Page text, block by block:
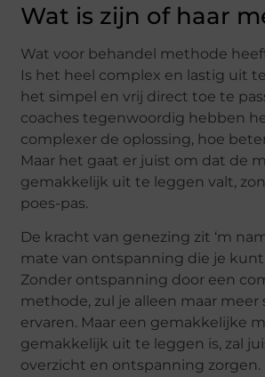
Wat is zijn of haar
Wat voor behandel methode
Is het heel complex en lastig uit
het simpel en vrij direct toe te
coaches tegenwoordig hebben
complexer de oplossing, hoe
Maar het gaat er juist om dat de
gemakkelijk uit te leggen valt,
poes-pas.
De kracht van genezing zit ‘m
mate van ontspanning die je kunt
Zonder ontspanning door een
methode, zul je alleen maar meer
ervaren. Maar een gemakkelijke
gemakkelijk uit te leggen is, zal
overzicht en ontspanning zorgen.